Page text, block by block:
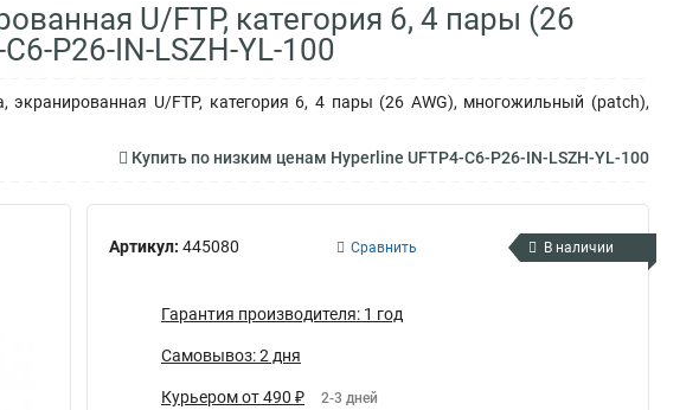
U/FTP, категория 6, 4 пары (26
P26-IN-LSZH-YL-100
экранированная U/FTP, категория 6, 4 пары (26 AWG), многожильный (patch),
Купить по низким ценам Hyperline UFTP4-C6-P26-IN-LSZH-YL-100
Артикул: 445080 Сравнить В наличии
Гарантия производителя: 1 год
Самовывоз: 2 дня
Курьером от 490 ₽ 2-3 дней